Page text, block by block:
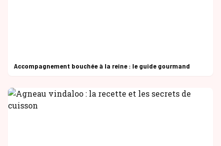
Accompagnement bouchée à la reine : le guide gourmand